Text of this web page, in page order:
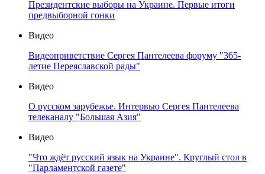
Президентские выборы на Украине. Первые итоги
предвыборной гонки
Видео
Видеоприветствие Сергея Пантелеева форуму "365-
летие Переяславской рады"
Видео
О русском зарубежье. Интервью Сергея Пантелеева
телеканалу "Большая Азия"
Видео
"Что ждёт русский язык на Украине". Круглый стол в
"Парламентской газете"